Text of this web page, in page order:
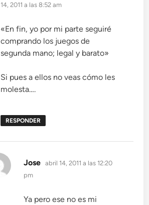
14, 2011 a las 8:52 am
«En fin, yo por mi parte seguiré
comprando los juegos de
segunda mano; legal y barato»
Si pues a ellos no veas cómo les
molesta….
RESPONDER
Jose dice:
abril 14, 2011 a las 12:20
pm
Ya pero ese no es mi